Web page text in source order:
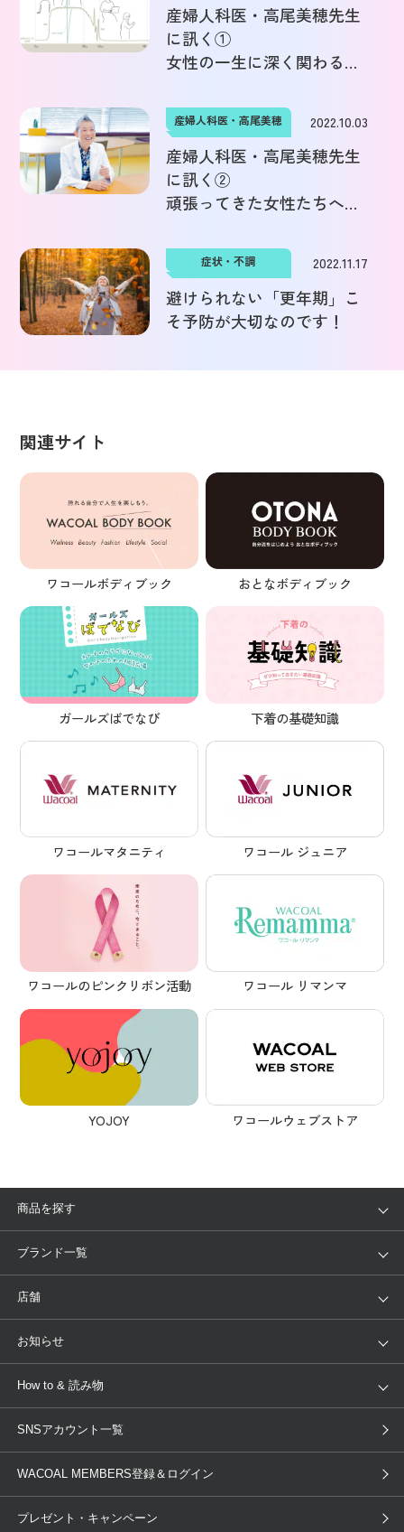
産婦人科医・高尾美穂先生
に訊く①
女性の一生に深く関わるホ
代です
産婦人科医・高尾美穂
産婦人科医・高尾美穂先生
に訊く②
頑張ってきた女性たちへ－
2022.10.03
症状・不調
避けられない「更年期」こ
そ予防が大切なのです！
2022.11.17
関連サイト
ワコールボディブック おとなボディブック
ガールズばでなび 下着の基礎知識
ワコールマタニティ ワコール ジュニア
ワコールのピンクリボン活動 ワコール リマンマ
YOJOY ワコールウェブストア
商品を探す
アイテム
トピックス
ブランド一覧
WACOAL
AMPHI une nana cool
OUR WACOAL
WACOAL Remamma
店舗
店舗を探す
ブラ無料診断
3Dボディスキャン
お知らせ
新着情報
商品回収
ニュース＆トピックス
How to & 読み物
下着の基礎知識
ブラパン ワコールスタイル
SNSアカウント一覧
WACOAL MEMBERS登録＆ログイン
プレゼント・キャンペーン